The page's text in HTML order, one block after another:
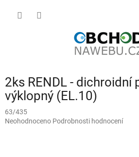
2ks RENDL - dichroidní
výklopný (EL.10)
63/435
Průměrné
Neohodnoceno Podrobnosti hodnocení